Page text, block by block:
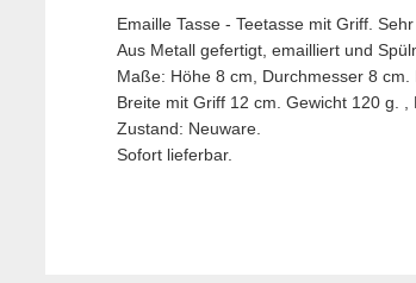
Emaille Tasse - Teetasse mit Griff.
Aus Metall gefertigt, emailliert und
Maße: Höhe 8 cm, Durchmesser 8
Breite mit Griff 12 cm. Gewicht 120 g.
Zustand: Neuware.
Sofort lieferbar.